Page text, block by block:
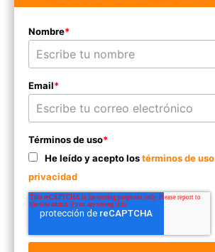
Nombre*
Email*
Términos de uso*
He leído y acepto lostérminos de uso
privacidad